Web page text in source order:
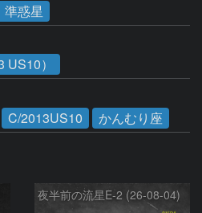
惑星
）
C/2013US10 かんむり座
夜半前の流星E-2 (26-08-04)